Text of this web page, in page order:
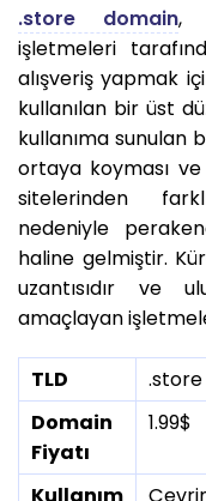
.store domain,
işletmeleri
alışveriş yapmak
kullanılan bir üst
kullanıma sunulan
ortaya koyması
sitelerinden
nedeniyle
haline gelmiştir.
uzantısıdır ve
amaçlayan
TLD
.store
Domain
Fiyatı
1.99$